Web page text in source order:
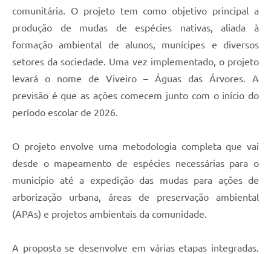
comunitária. O projeto tem como objetivo principal a
produção de mudas de espécies nativas, aliada à
formação ambiental de alunos, munícipes e diversos
setores da sociedade. Uma vez implementado, o projeto
levará o nome de Viveiro – Águas das Árvores. A
previsão é que as ações comecem junto com o início do
período escolar de 2026.
O projeto envolve uma metodologia completa que vai
desde o mapeamento de espécies necessárias para o
município até a expedição das mudas para ações de
arborização urbana, áreas de preservação ambiental
(APAs) e projetos ambientais da comunidade.
A proposta se desenvolve em várias etapas integradas.